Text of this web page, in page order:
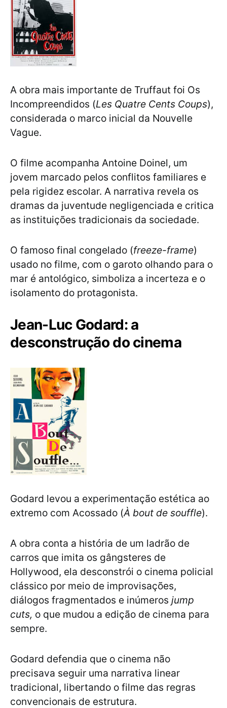
A obra mais importante de Truffaut foi Os
Incompreendidos (Les Quatre Cents Coups),
considerada o marco inicial da Nouvelle
Vague.
O filme acompanha Antoine Doinel, um
jovem marcado pelos conflitos familiares e
pela rigidez escolar. A narrativa revela os
dramas da juventude negligenciada e critica
as instituições tradicionais da sociedade.
O famoso final congelado (freeze-frame)
usado no filme, com o garoto olhando para o
mar é antológico, simboliza a incerteza e o
isolamento do protagonista.
Jean-Luc Godard: a
desconstrução do cinema
Godard levou a experimentação estética ao
extremo com Acossado (À bout de souffle).
A obra conta a história de um ladrão de
carros que imita os gângsteres de
Hollywood, ela desconstrói o cinema policial
clássico por meio de improvisações,
diálogos fragmentados e inúmeros jump
cuts, o que mudou a edição de cinema para
sempre.
Godard defendia que o cinema não
precisava seguir uma narrativa linear
tradicional, libertando o filme das regras
convencionais de estrutura.